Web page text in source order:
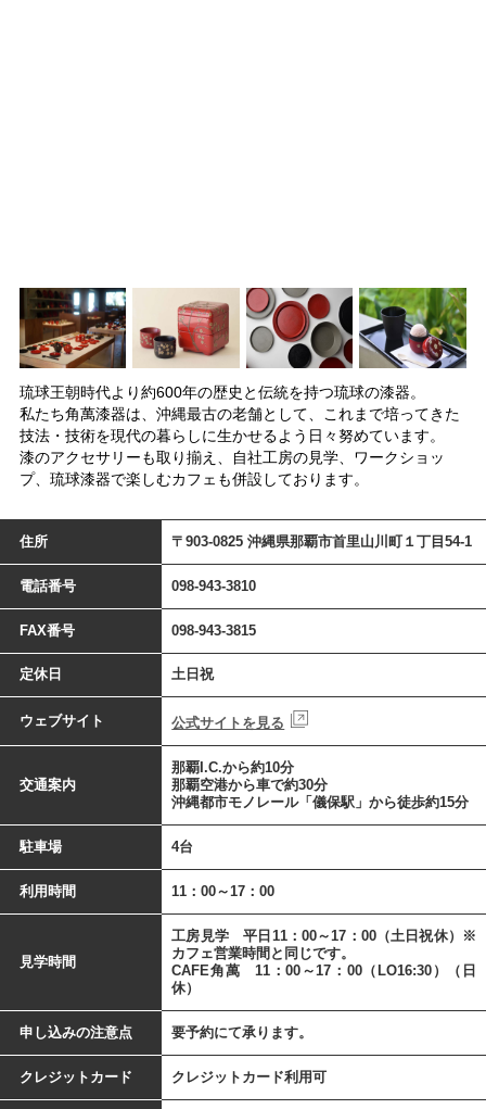
琉球王朝時代より約600年の歴史と伝統を持つ琉球の漆器。
私たち角萬漆器は、沖縄最古の老舗として、これまで培ってきた
技法・技術を現代の暮らしに生かせるよう日々努めています。
漆のアクセサリーも取り揃え、自社工房の見学、ワークショッ
プ、琉球漆器で楽しむカフェも併設しております。
住所 〒903-0825 沖縄県那覇市首里山川町１丁目54-1
電話番号 098-943-3810
FAX番号 098-943-3815
定休日 土日祝
ウェブサイト 公式サイトを見る
交通案内
那覇I.C.から約10分
那覇空港から車で約30分
沖縄都市モノレール「儀保駅」から徒歩約15分
駐車場 4台
利用時間 11：00～17：00
見学時間
工房見学 平日11：00～17：00（土日祝休）※
カフェ営業時間と同じです。
CAFE角萬 11：00～17：00（LO16:30）（日
休）
申し込みの注意点 要予約にて承ります。
クレジットカード クレジットカード利用可